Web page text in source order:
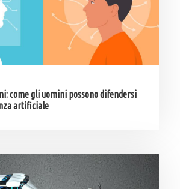
come gli uomini possono difendersi
artificiale